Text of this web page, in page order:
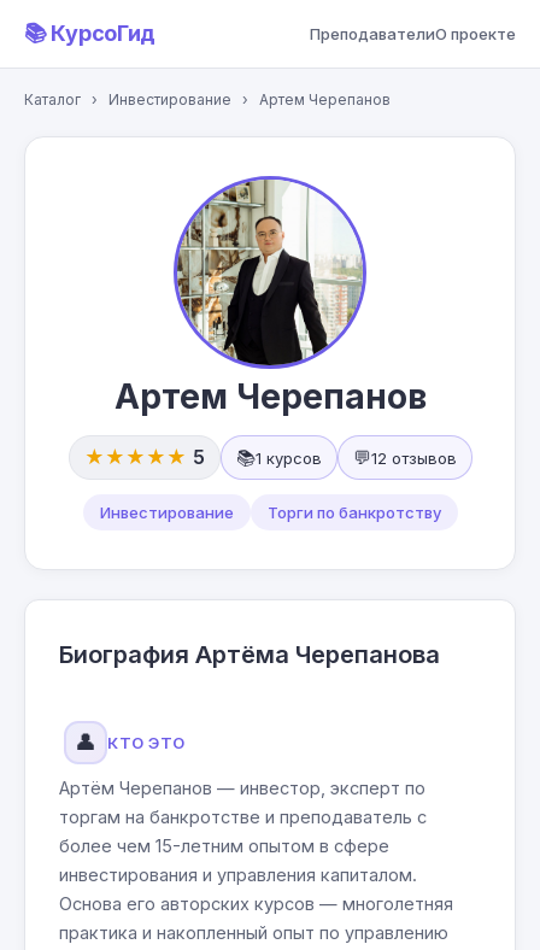
📚 КурсоГид ПреподавателиО проекте
Каталог › Инвестирование › Артем Черепанов
Артем Черепанов
★★★★★ 5 📚1 курсов 💬12 отзывов
Инвестирование Торги по банкротству
Биография Артёма Черепанова
👤 КТО ЭТО
Артём Черепанов — инвестор, эксперт по
торгам на банкротстве и преподаватель с
более чем 15-летним опытом в сфере
инвестирования и управления капиталом.
Основа его авторских курсов — многолетняя
практика и накопленный опыт по управлению